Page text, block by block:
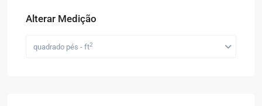
Alterar Medição
quadrado pés - ft2